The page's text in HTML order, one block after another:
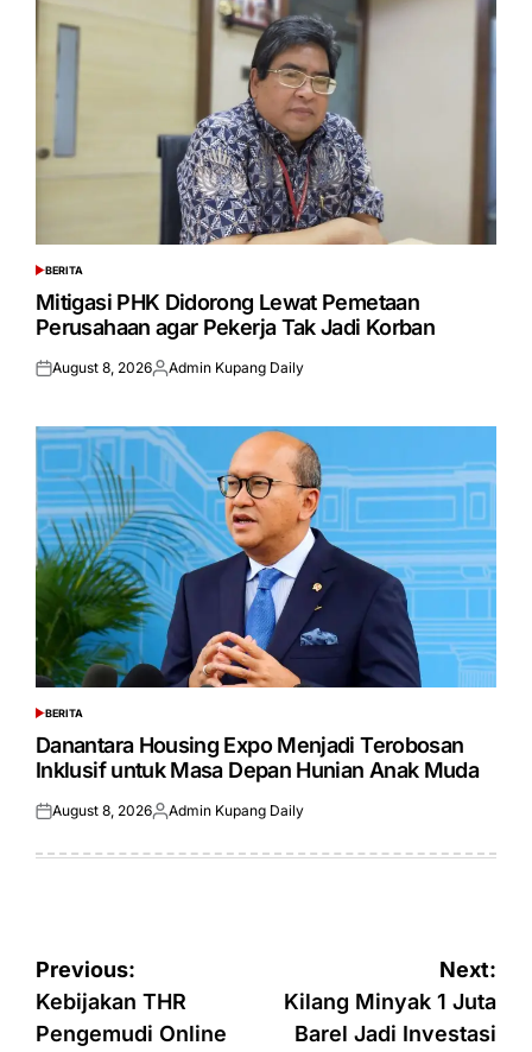
POSTED
IN
BERITA
Mitigasi PHK Didorong Lewat Pemetaan
Perusahaan agar Pekerja Tak Jadi Korban
Posted
August 8, 2026Posted
Admin Kupang Daily
POSTED
IN
BERITA
Danantara Housing Expo Menjadi Terobosan
Inklusif untuk Masa Depan Hunian Anak Muda
Posted
August 8, 2026Posted
Admin Kupang Daily
Post
navigation
Previous:
Kebijakan THR
Pengemudi Online
Next:
Kilang Minyak 1 Juta
Barel Jadi Investasi